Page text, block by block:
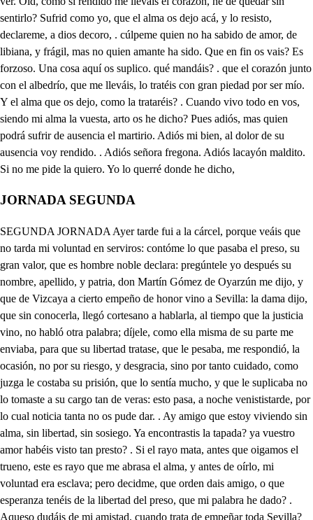
JORNADA SEGUNDA
SEGUNDA JORNADA Ayer tarde fui a la cárcel, porque veáis que no tarda mi voluntad en serviros: contóme lo que pasaba el preso, su gran valor, que es hombre noble declara: pregúntele yo después su nombre, apellido, y patria, don Martín Gómez de Oyarzún me dijo, y que de Vizcaya a cierto empeño de honor vino a Sevilla: la dama dijo, que sin conocerla, llegó cortesano a hablarla, al tiempo que la justicia vino, no habló otra palabra; díjele, como ella misma de su parte me enviaba, para que su libertad tratase, que le pesaba, me respondió, la ocasión, no por su riesgo, y desgracia, sino por tanto cuidado, como juzga le costaba su prisión, que lo sentía mucho, y que le suplicaba no lo tomaste a su cargo tan de veras: esto pasa, a noche venististarde, por lo cual noticia tanta no os pude dar. . Ay amigo que estoy viviendo sin alma, sin libertad, sin sosiego. Ya encontrastis la tapada? ya vuestro amor habéis visto tan presto? . Si el rayo mata, antes que oigamos el trueno, este es rayo que me abrasa el alma, y antes de oírlo, mi voluntad era esclava; pero decidme, que orden dais amigo, o que esperanza tenéis de la libertad del preso, que mi palabra he dado? . Aqueso dudáis de mi amistad, cuando trata de empeñar toda Sevilla? Esto no es desconfianza, sino suplica, y memoria, porque más presto se haga. Hoy por vos tendrá el despacho: queréis más? . no amigo, basta. Salis fuera? . Hasta que venga Chocólate, estaré en casa. Pues yo, aunque tengo que hacer, quiero, pues tanto se tarda, divertir de vuestro amor los afectos, y las ansias con algo de lo moderno, que en fin Madrid, de esto es patria Agradezccos don Fernando tanto favor, merced tanta, atento escucho. . Sabréis las novedades de España, que el que viene de las Indias ignora mucho: cansadas de escandalizar el Orbe de España, y Francia las armas, cuyos filos ya están votos de verter sangre Cristiana, se suspendieron: y a vos sabréis de aquesto la causa, que en varias lenguas, parlera lo ha publicado la fama. El Mariscal de Agramont, en Madrid entró de gala, por la posta, a quien seguían mas de treinta camaradas, que en blanco cambray, y plumas, bizarros el viento ajaban: conducialo galán, ilustre en sangre, y en armas don Cristoval de Gabiría, a quien la Española Guardía, por su Teniente, y Caudillo, adora, respeta, y ama. El concurso de la Corte, que pocas cosas extraña, porser madre de grandezas, por ser de prodigios patria, muda admiración ostenta, con locuaz silencio habla, que hay cosas, por excepción, dignas de ser alabadas, De Maudes a Madrid hizo la postrerjornada, siendo exhalación de plumas, cometa, o rayo con alas; lo rico en los aderezos de las postas, la abundancia, y ligereza, fue todo prevención del gran Guevara y Tasis, excelso Conde de Oñate, y Villamediana, cuyo Teniente le dio al montar forzosa alaja, de seda, y oro un azote, a quien de costosa plata componia empuñadura un León de filigrana. Así la calle pasó de Alcalá, que a ver su estrada, aunque capaz, toda ella de gente impedida estaba. En la calle Mayor, vi corter los coches borrasca; y en piélagos de hermosura anegarse dos mil almas. La platería, aunque estrecho golfo de olas encrespadas: parecía, no vio Mayo más hermosa su guirnalda. Esto el Mariscal, y el Duque de Agramonicorrio, pasmada dejando la admiración su bizarría gallarda. Desmontó, en fin, en Palacio, olimpo del Sol de España, cielo del cuarto Planera, y centro de aquel Monarca, de quien la Aurora pública recibir la tumba, y cama: en cuya puerta, contento a recibirlo, esperaba el Almirante; que bien, don Melchor, representaba quién es! es séptimo nieto de aquel Rey, que las campañas de Tarifa, y su salado inmundó en sangre africana. de don Alonso el Onceno, cuyo esplendor, y prosapia ha dado vida a la Historia, y heroico asunto a la fama. Entró, pues, con tal padrino, y con cortés arrogancia, haciendo mil rendimientos, besando humilde, una carta de su Rey puso en la mano del nuestro, y con más que humana grandeza, sin que el agrado, y el cariño hiciesen falta, la tomó; y como venía le preguntó, y luego dada la respuesta en nuestra lengua, que con acierto la hablaba, por la salud de su Rey volvió a preguntar, con ansias de pariente, y muy amigo, o de la tierra Monarcas: así una razón de estado, sin enojos os separa! sin odios sois enemigos! díjose, en cuanto a la carta responderé a mi sobrino: y dichas estas palabras, el Francés, prudente, y noble, con atención cortesana, haciendo mil reverencias salió, sin volver la espalda al Rey, y del Almirante, y otros que le acompañaban, al cuarto fue conducido de la Reina, alli vio el alba, que destierra las tinieblas de hostilidades, y zanas, y el día alegre de paces anuncia, digo la Infanta, que como a su Reina ya veneró, puesto a sus plantas. Esta fue la primer vista de los Reyes, y acabada por entonces la función, se retiró, y a su casa, el Castellano Almirante, Príncipe digno de fama le llevó, donde los Grandes lo visitaron, las galas, la bizarría, y riquezas que vio Madrid, será vana mi exageración; y así diré solo lo que falta: después de dos, o tres días a dar pública embajada salió el Frances; pero en ella, claro está, de nuestra Infanta para su Rey pediría la hermosura soberana: lo que se habló no se dijo, que son deidades sagradas los Reyes, y sus secretos ignora el que más los guarda. En fin, con el Almirante volvió a salir, que elegancia, que ingenio podrá contar, sin que se sospeche fábula, el explendido banquete, que le sitvió, de Clopatra del Asirio Baltasar, y otros que la Historia canta, callen con este émulo la providencia bizarra de su padre el Almirante, diga el Esguizaro, cuantas veces se cubrió la mesa de diferentes viandas: no le valió al pez el centro de las espumas, que nada, al ave el viento que pisa, ni al bruto la enmaranada breña, que vuela ligero, ni del monte las entrañas al tímido conejuelo; las aves ya cristiadas, a quien doméstica mano logreramente regala, hoy al gusto presentó una Espáñola templanza. Vinos no, néctares fueron los que en cristales, o en plata, mil Ganimedes servían a mil deidades más altas. Cuantos Génoba conserva preciosos dulces, y cuanta rica confitura, y mucha ostenta Lisboa, y labra, noble desperdicio fue de tal mesa, que sembrada por el suelo, vino a ser alegre, y servil ganancia: que fuesen más opulentos los de Egipto, y sazonadas mas las comidas de Persía, y más rícas las Romanas, concedo; pero más nobles, de más calidad, y hazañas los que comieron, será imposible, que más clara sangre, mas ilustre, y noble, jamás la vio junta España: todos los Grandes comieron, y sus hijos, y de Francia el más es celso explendor, el Duque, y sus camaradas. Acabados de comer, con liberal mano franca le presentó dos caballos, que al Betis pacieron grama en su orilla, a quien cubrían de selpa costosas mantas, con armas del Almirante entre recamos, y franjas. En fin, pagó las visitas muy atento, y despachada la respuesta: fue admirado de la hermosura, y la gracia de la que ha de ser su Reina: y Madrid ya su jornada con mil lágrimas previene, que su ausencia siente el alma. Esto, amigo, es lo que he visto, de lo demás cuenta larga nos darán las relaciones, que son lenguas de la fama. Las fiestas que se previenen he de ver, y así en las cartas os pagaré este agasajo. Estimo, amigo, la paga. (do, Gracias a Dios que he llega mas aquí mi amo está, en oyéndome que va, que dice, lindo recado. De gramático es, y quiero que advierta en aquesta parte, que conjunciones del arte, siempre van por el tercero, Tercero sin libro ser soy de aquesta conclusión, y trato la conjunción de un hombre, y de una mujer, Porque mi amo me ha hecho en el audiencia de amor, adlitem procurador, que tiene muy buen derecho. Si el oficio algo valiera, era oficio principal, porque es arte liberal, no mecánica, y ratera. Chocólate, el alma es poca de albricias, si nuevas das de mi amor. Luego no hay más, que llegar, y dar de boca? Dime, como amante fiel me escribe? . No, señor mío, porque es querer desvarío, al primer tapón papel: Por tu vida considera las cosas con más juicio, porque tu presteza es vicio de golpe, cual ratonera. pues dime, así Dios te guarde, que hay de nuevo de mi amor? Que llaman a tu valor a desafío esta tarde. Y por tu vida, un garbanzo, ni pienso dar ya, ni un cero. Dilo, porque saber quiero presto las dichas que alcanzo. Llegué a gradas, y no vi quien me pudiese esperar, casi me obligo a dudar el no pasar más de allí. Mas con indicios tan malos pasé curioso adelante, hasta llegar, perro amante a la puerta de los palos. Allí una mujertapada con el ce cé de Sevilla, me llamó, que allá en Castilla llaman con otra tonada. Obedecilaa, y corriente llegué, que soy bien mandado, diciéndola, aquí un criado tiene vuesarce obediente. Respondiome, lo agradezco, con el aire, y bizarría de mujer de Andalucia, que artote lo encarezzo. Díjome, su amo está muy bueno? yo, si señora, le respondí, y hasta ahora ningún achaque le da. Pues dígale, que mi ama me volvió a decir, le espera esta tarde, que donde era el sitio donde le llama. Le dije, y con altivez, muy hosca, y muy temilgada me dijo la tal tapada, que en la puerta de Jerez, Como vamos a san Diego te espera, por ser lugar, a donde podéis hablar con más quietud, y sosiego. Cómo tanto has de tardar en pedirme? Ando advertido, porque en mi vida he pedido cosa que no me han de dar. Albricias, no es bien que den los que el bien consiguen: . No, porque el bien que se espero, ya conseguido, no es bien. Ese es falso documento, porque el bien, aunque gozado es bien. . Yo no soy letrado, ni respondo al argumento. Solo sé decir, que en Flandes mi amo amaba, y hacía, cuando de su dama oía un recado, cosas grandes. Mas después que le rindió su fortaleza estimada, no vi de su mano nada, ni gustoso me miró. Bien, por Dios, os acredita, si con la dama esto hablara. Aunque la verdad es clara, callolo, porque me imita. Deja ya esas necedades. Excusadlo por mi vida. Dejadlo. . Cosa es sabida, lo que amargan las verdades, Adiós amigo, que qu